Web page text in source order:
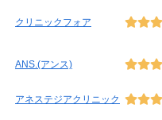
クリニックフォア
ANS.(アンス)
アネステジアクリニック